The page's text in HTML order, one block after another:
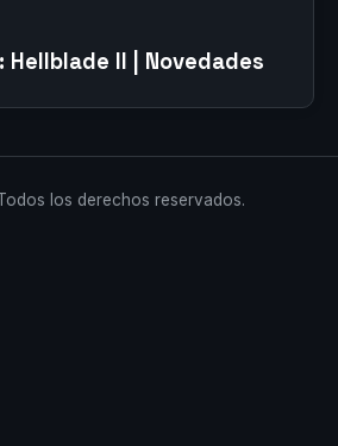
Hellblade II | Novedades
los derechos reservados.